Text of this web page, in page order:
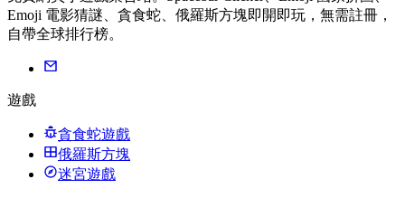
Emoji 電影猜謎、貪食蛇、俄羅斯方塊即開即玩，無需註冊，
自帶全球排行榜。
遊戲
貪食蛇遊戲
俄羅斯方塊
迷宮遊戲